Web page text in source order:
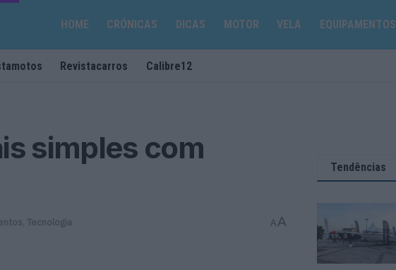
HOME CRÓNICAS DICAS MOTOR VELA EQUIPAMENTOS
Revistacarros Calibre12
simples com
Tecnologia AA
Tendências